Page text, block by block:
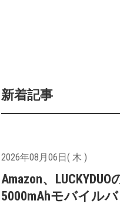
新着記事
2026年08月06日( 木 )
Amazon、
5000mAhモバイル